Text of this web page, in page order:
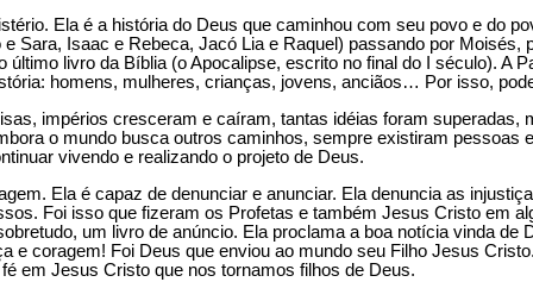
Ela é a história do Deus que caminhou com seu povo e do
Sara, Isaac e Rebeca, Jacó Lia e Raquel) passando por
livro da Bíblia (o Apocalipse, escrito no final do I século). A
homens, mulheres, crianças, jovens, anciãos… Por isso,
impérios cresceram e caíram, tantas idéias foram superadas,
o mundo busca outros caminhos, sempre existiram
vivendo e realizando o projeto de Deus.
Ela é capaz de denunciar e anunciar. Ela denuncia as
Foi isso que fizeram os Profetas e também Jesus Cristo em
um livro de anúncio. Ela proclama a boa notícia vinda
e coragem! Foi Deus que enviou ao mundo seu Filho Jesus
em Jesus Cristo que nos tornamos filhos de Deus.